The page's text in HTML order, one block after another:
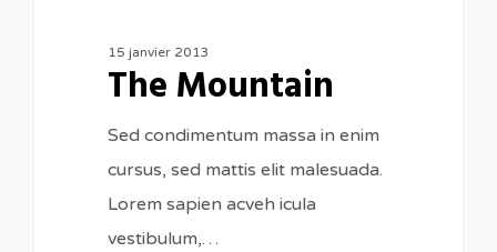
15 janvier 2013
The Mountain
Sed condimentum massa in enim
cursus, sed mattis elit malesuada.
Lorem sapien acveh icula
vestibulum,…